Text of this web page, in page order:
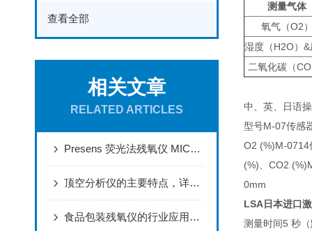
查看全部
相关文章
RELATED ARTICLES
Presens 荧光法残氧仪 MIC监测实时 3D 癌症球体中的耗氧量
顶空分析仪的主要特点，详细如下！
食品包装残氧仪的行业应用@技术新闻
测量气体
氧气（O2
湿度（H2O）&
二氧化碳（
中、英、日语
型号M-07传感
O2 (%)M-0714
(%)、CO2
0mm
LSA日本进口
测量时间5 秒